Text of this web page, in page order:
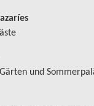
und